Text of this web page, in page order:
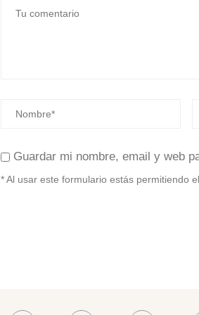
Guardar mi nombre, email y web
* Al usar este formulario estás permitiendo